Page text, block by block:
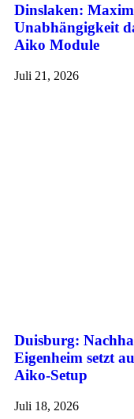
Dinslaken:
Unabhängigkeit
Aiko Module
Juli 21, 2026
Duisburg:
Eigenheim setzt
Aiko-Setup
Juli 18, 2026